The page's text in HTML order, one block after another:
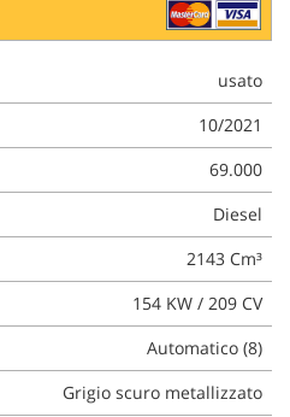
usato
10/2021
69.000
Diesel
2143 Cm³
154 KW / 209 CV
Automatico (8)
Grigio scuro metallizzato